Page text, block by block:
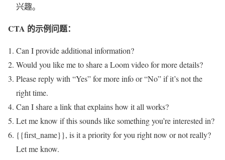
兴趣。
CTA 的示例问题：
Can I provide additional information?
Would you like me to share a Loom video for more details?
Please reply with “Yes” for more info or “No” if it’s not the
right time.
Can I share a link that explains how it all works?
Let me know if this sounds like something you’re interested in?
{{first_name}}, is it a priority for you right now or not really?
Let me know.